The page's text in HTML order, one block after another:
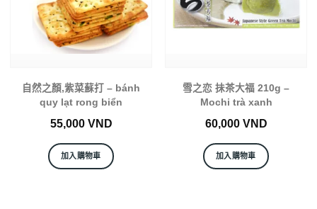
自然之顏,紫菜蘇打 – bánh
quy lạt rong biển
55,000 VND
加入購物車
雪之恋 抺茶大福 210g –
Mochi trà xanh
60,000 VND
加入購物車